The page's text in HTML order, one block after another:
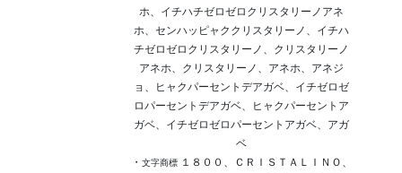
ホ、イチハチゼロゼロクリスタリーノアネ
ホ、センハッピャククリスタリーノ、イチハ
チゼロゼロクリスタリーノ、クリスタリーノ
アネホ、クリスタリーノ、アネホ、アネジ
ョ、ヒャクパーセントデアガベ、イチゼロゼ
ロパーセントデアガベ、ヒャクパーセントア
ガベ、イチゼロゼロパーセントアガベ、アガ
ベ
・ 文字商標１８００、ＣＲＩＳＴＡＬＩＮＯ、